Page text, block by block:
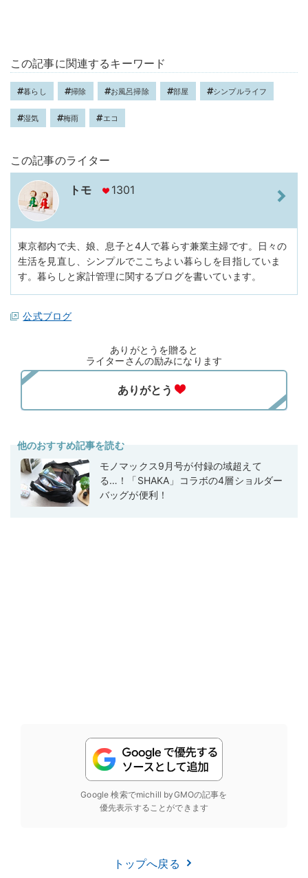
この記事に関連するキーワード
暮らし 掃除 お風呂掃除 部屋 シンプルライフ
湿気 梅雨 エコ
この記事のライター
トモ 1301
東京都内で夫、娘、息子と4人で暮らす兼業主婦です。日々の
生活を見直し、シンプルでここちよい暮らしを目指していま
す。暮らしと家計管理に関するブログを書いています。
公式ブログ
ありがとうを贈ると
ライターさんの励みになります
他のおすすめ記事を読む
モノマックス9月号が付録の域超えて
る…！「SHAKA」コラボの4層ショルダー
バッグが便利！
Google 検索でmichill byGMOの記事を
優先表示することができます
トップへ戻る